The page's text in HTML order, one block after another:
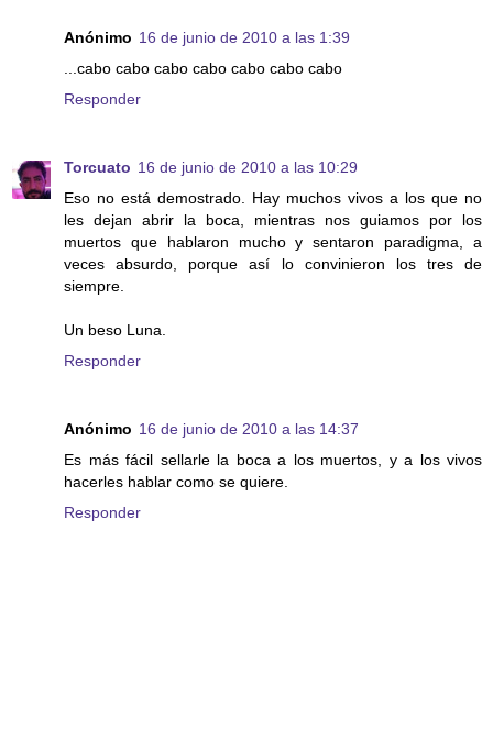
Anónimo 16 de junio de 2010 a las 1:39
...cabo cabo cabo cabo cabo cabo cabo
Responder
Torcuato 16 de junio de 2010 a las 10:29
Eso no está demostrado. Hay muchos vivos a los que no
les dejan abrir la boca, mientras nos guiamos por los
muertos que hablaron mucho y sentaron paradigma, a
veces absurdo, porque así lo convinieron los tres de
siempre.
Un beso Luna.
Responder
Anónimo 16 de junio de 2010 a las 14:37
Es más fácil sellarle la boca a los muertos, y a los vivos
hacerles hablar como se quiere.
Responder